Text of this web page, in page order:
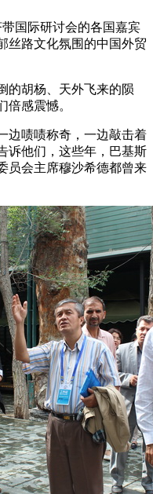
团巡游 伊犁霍城县晃晃
泰布尔津县巡游 伊犁州
赛里木湖巡游
客房 园区 汗血马基地 F座
红山玉馆 酒店大厅 料
酒窖
寻味腊八 欢聚暖冬
国际研讨会的各国嘉宾
丝路文化氛围的中国外贸
的胡杨、天外飞来的陨
感震憾。
边啧啧称奇，一边敲击着
诉他们，这些年，巴基斯
员会主席穆沙希德都曾来